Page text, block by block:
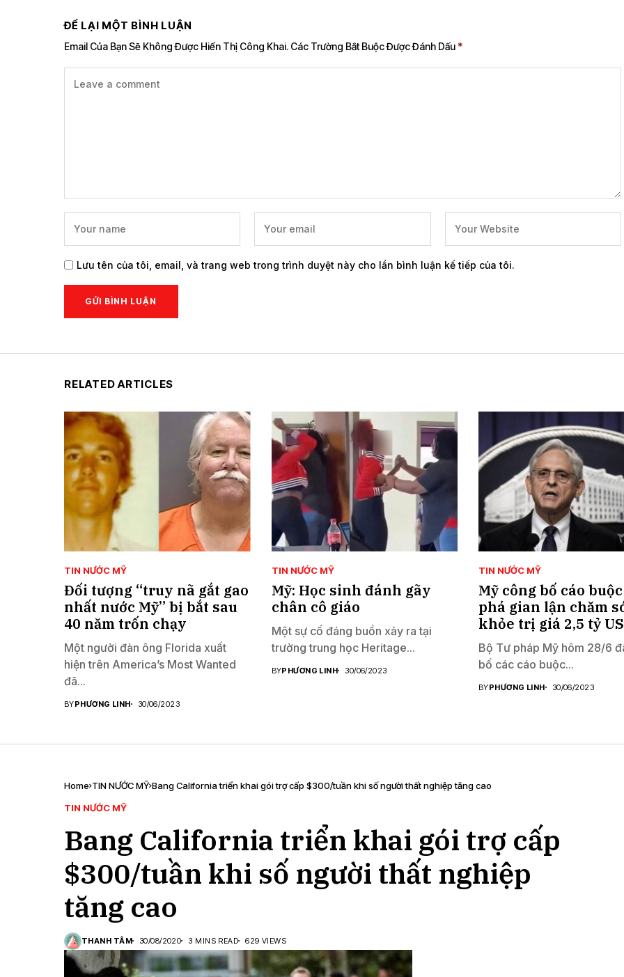
ĐỂ LẠI MỘT BÌNH LUẬN
Email Của Bạn Sẽ Không Được Hiển Thị Công Khai. Các Trường Bắt Buộc Được Đánh Dấu *
Lưu tên của tôi, email, và trang web trong trình duyệt này cho lần bình luận kế tiếp của tôi.
RELATED ARTICLES
TIN NƯỚC MỸ
Đối tượng “truy nã gắt gao
nhất nước Mỹ” bị bắt sau
40 năm trốn chạy
Một người đàn ông Florida xuất
hiện trên America’s Most Wanted
đã...
BYPHƯƠNG LINH 30/06/2023
TIN NƯỚC MỸ
Mỹ: Học sinh đánh gãy
chân cô giáo
Một sự cố đáng buồn xảy ra tại
trường trung học Heritage...
BYPHƯƠNG LINH 30/06/2023
TIN NƯỚC MỸ
Mỹ công bố cáo
phá gian lận chăm
khỏe trị giá 2,5 tỷ
Bộ Tư pháp Mỹ hôm 28/6
bố các cáo buộc...
BYPHƯƠNG LINH 30/06/2023
Home TIN NƯỚC MỸ Bang California triển khai gói trợ cấp $300/tuần khi số người thất nghiệp tăng cao
TIN NƯỚC MỸ
Bang California triển khai gói trợ cấp
$300/tuần khi số người thất nghiệp
tăng cao
THANH TÂM 30/08/2020 3 MINS READ 629 VIEWS